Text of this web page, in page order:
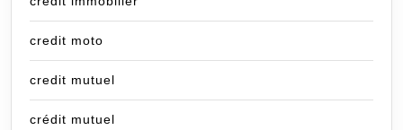
credit moto
credit mutuel
crédit mutuel